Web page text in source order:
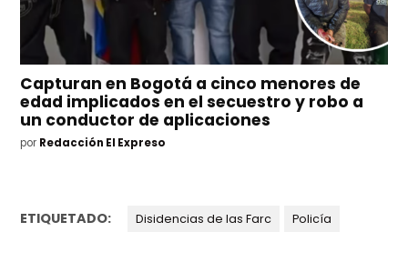
Capturan en Bogotá a cinco menores de
edad implicados en el secuestro y robo a
un conductor de aplicaciones
por Redacción El Expreso
ETIQUETADO: Disidencias de las Farc Policía